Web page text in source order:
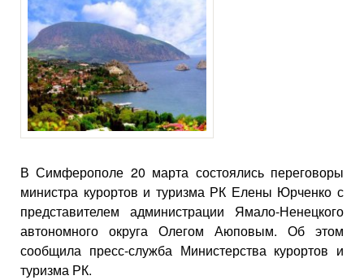
В Симферополе 20 марта состоялись переговоры
министра курортов и туризма РК Елены Юрченко с
представителем администрации Ямало-Ненецкого
автономного округа Олегом Аюповым. Об этом
сообщила пресс-служба Министерства курортов и
туризма РК.